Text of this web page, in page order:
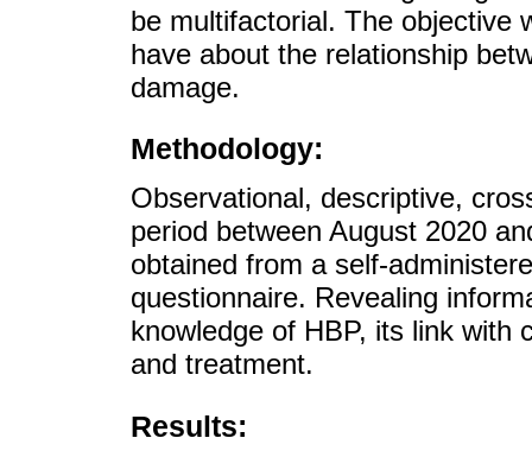
be multifactorial. The objective
have about the relationship
damage.
Methodology:
Observational, descriptive,
period between August 2020
obtained from a self-
questionnaire. Revealing
knowledge of HBP, its link with
and treatment.
Results: